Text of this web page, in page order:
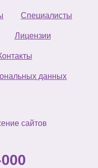
Специалисты
Лицензии
данных
сайтов